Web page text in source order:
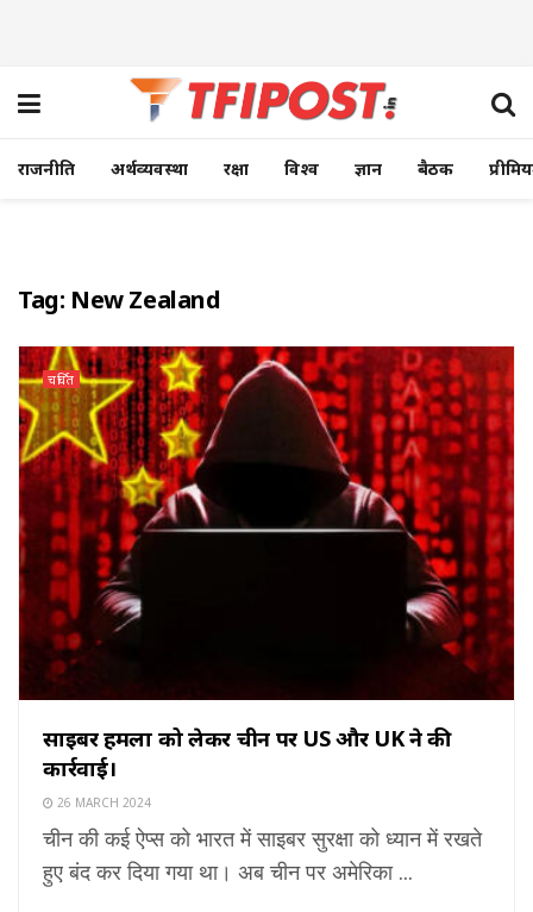
राजनीति अर्थव्यवस्था रक्षा विश्व ज्ञान बैठक
Tag: New Zealand
चर्चित
साइबर हमलों को लेकर चीन पर US और UK ने की
कार्रवाई।
26 MARCH 2024
चीन की कई ऐप्स को भारत में साइबर सुरक्षा को ध्यान में रखते
हुए बंद कर दिया गया था। अब चीन पर अमेरिका ...